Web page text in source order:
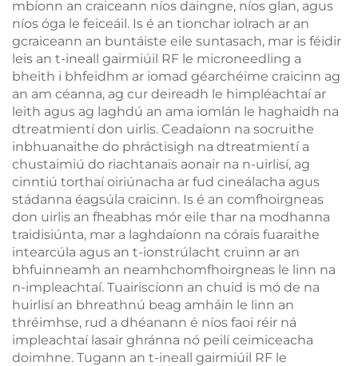
mbíonn an craiceann níos daingne, níos glan, agus
níos óga le feiceáil. Is é an tionchar iolrach ar an
gcraiceann an buntáiste eile suntasach, mar is féidir
leis an t-ineall gairmiúil RF le microneedling a
bheith i bhfeidhm ar iomad géarchéime craicinn ag
an am céanna, ag cur deireadh le himpléachtaí ar
leith agus ag laghdú an ama iomlán le haghaidh na
dtreatmientí don uirlis. Ceadaíonn na socruithe
inbhuanaithe do phráctisigh na dtreatmientí a
chustaimiú do riachtanais aonair na n-uirlisí, ag
cinntiú torthaí oiriúnacha ar fud cineálacha agus
stádanna éagsúla craicinn. Is é an comfhoirgneas
don uirlis an fheabhas mór eile thar na modhanna
traidisiúnta, mar a laghdaíonn na córais fuaraithe
intearcúla agus an t-ionstrúlacht cruinn ar an
bhfuinneamh an neamhchomfhoirgneas le linn na
n-impleachtaí. Tuairiscíonn an chuid is mó de na
huirlisí an bhreathnú beag amháin le linn an
thréimhse, rud a dhéanann é níos faoi réir ná
impleachtaí lasair ghránna nó peilí ceimiceacha
doimhne. Tugann an t-ineall gairmiúil RF le